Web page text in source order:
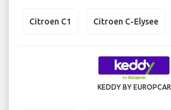
Citroen C1 Citroen C-Elysee
KEDDY BY EUROPCAR